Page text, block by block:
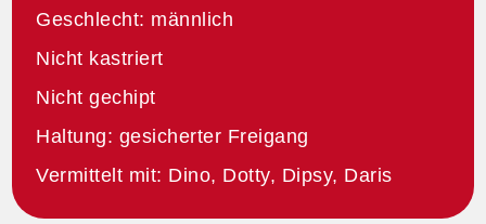
Geschlecht: männlich
Nicht kastriert
Nicht gechipt
Haltung: gesicherter Freigang
Vermittelt mit: Dino, Dotty, Dipsy, Daris